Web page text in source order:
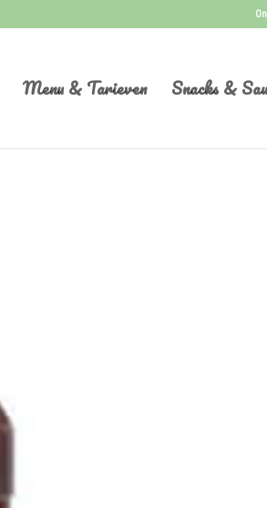
Menu & Tarieven Snacks &